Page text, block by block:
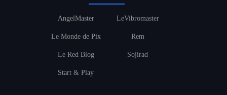
AngelMaster
Le Monde de Pix
Le Red Blog
Start & Play
LeVibromaster
Rem
Sojirad